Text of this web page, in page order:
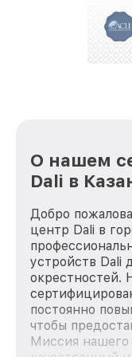
репутацию. Мы
стараемся
О нашем
Dali в
Добро
центр Dali в
устройств Dali
окрестностей.
постоянно
чтобы
Миссия